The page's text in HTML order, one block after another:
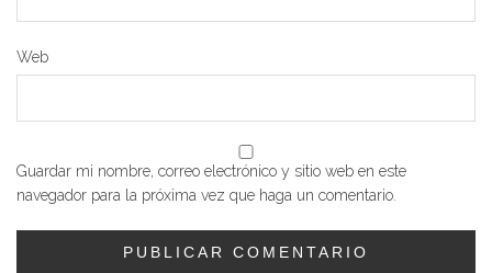
Web
Guardar mi nombre, correo electrónico y sitio web en este
navegador para la próxima vez que haga un comentario.